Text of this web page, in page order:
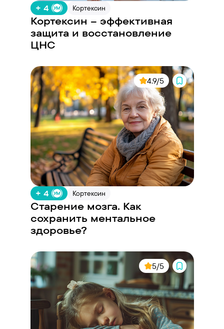
+ 4 Кортексин
Кортексин – эффективная
защита и восстановление
ЦНС
4.9/5
+ 4 Кортексин
Старение мозга. Как
сохранить ментальное
здоровье?
5/5